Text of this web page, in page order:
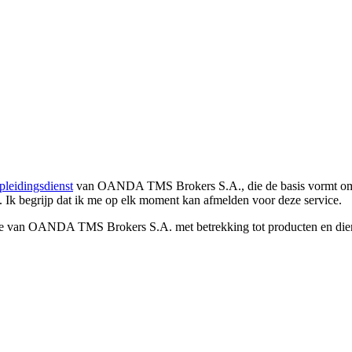
van OANDA TMS Brokers S.A., die de basis vormt
Ik begrijp dat ik me op elk moment kan afmelden voor deze service.
OANDA TMS Brokers S.A. met betrekking tot producten en